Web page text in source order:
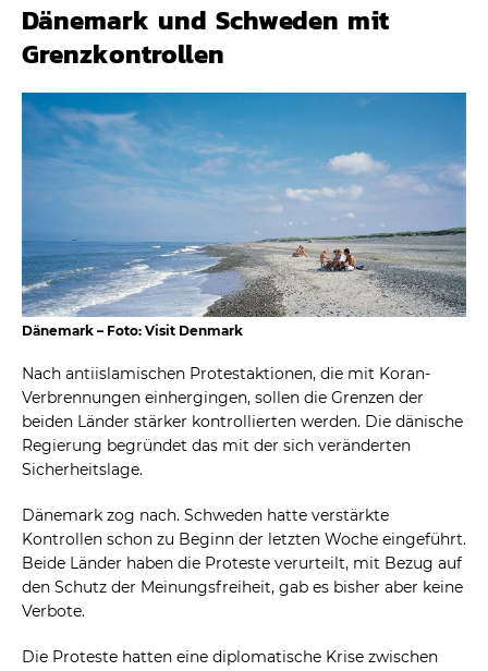
Dänemark und Schweden mit
Grenzkontrollen
Dänemark – Foto: Visit Denmark
Nach antiislamischen Protestaktionen, die mit Koran-
Verbrennungen einhergingen, sollen die Grenzen der
beiden Länder stärker kontrollierten werden. Die dänische
Regierung begründet das mit der sich veränderten
Sicherheitslage.
Dänemark zog nach. Schweden hatte verstärkte
Kontrollen schon zu Beginn der letzten Woche eingeführt.
Beide Länder haben die Proteste verurteilt, mit Bezug auf
den Schutz der Meinungsfreiheit, gab es bisher aber keine
Verbote.
Die Proteste hatten eine diplomatische Krise zwischen